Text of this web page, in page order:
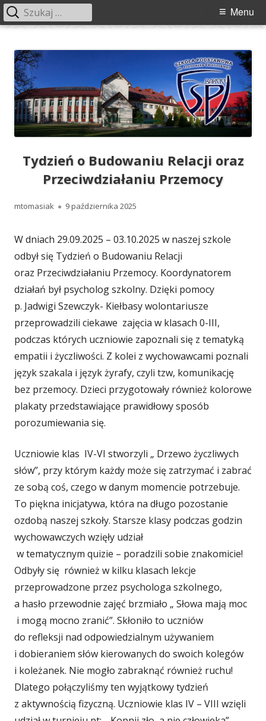
treści
Świebockiego w Barcicach
Menu
Menu
Szukaj:
Tydzień o Budowaniu Relacji oraz
Przeciwdziałaniu Przemocy
Autor
mtomasiak Opublikowano
9 października 2025
W dniach 29.09.2025 – 03.10.2025 w naszej szkole
odbył się Tydzień o Budowaniu Relacji
oraz Przeciwdziałaniu Przemocy. Koordynatorem
działań był psycholog szkolny. Dzięki pomocy
p. Jadwigi Szewczyk- Kiełbasy wolontariusze
przeprowadzili ciekawe zajęcia w klasach 0-III,
podczas których uczniowie zapoznali się z tematyką
empatii i życzliwości. Z kolei z wychowawcami poznali
język szakala i język żyrafy, czyli tzw, komunikację
bez przemocy. Dzieci przygotowały również kolorowe
plakaty przedstawiające prawidłowy sposób
porozumiewania się.
Uczniowie klas IV-VI stworzyli „ Drzewo życzliwych
słów”, przy którym każdy może się zatrzymać i zabrać
ze sobą coś, czego w danym momencie potrzebuje.
To piękna inicjatywa, która na długo pozostanie
ozdobą naszej szkoły. Starsze klasy podczas godzin
wychowawczych wzięły udział
w tematycznym quizie – poradzili sobie znakomicie!
Odbyły się również w kilku klasach lekcje
przeprowadzone przez psychologa szkolnego,
a hasło przewodnie zajęć brzmiało „ Słowa mają moc
i mogą mocno zranić”. Skłoniło to uczniów
do refleksji nad odpowiedzialnym używaniem
i dobieraniem słów kierowanych do swoich kolegów
i koleżanek. Nie mogło zabraknąć również ruchu!
Dlatego połączyliśmy ten wyjątkowy tydzień
z aktywnością fizyczną. Uczniowie klas IV – VIII wzięli